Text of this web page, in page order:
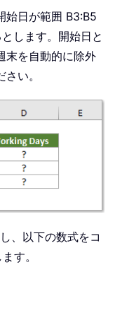
始日が範囲 B3:B5
します。開始日と
末を自動的に除外
い。
、以下の数式をコ
す。